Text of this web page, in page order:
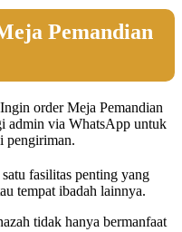
Pemandian
Ingin order Meja Pemandian
admin via WhatsApp untuk
pengiriman.
fasilitas penting yang
tempat ibadah lainnya.
tidak hanya bermanfaat